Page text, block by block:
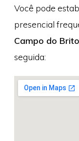
Você pode
presencial
Campo do
seguida: